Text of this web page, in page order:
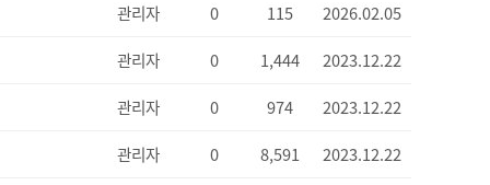
관리자
0 115
2026.02.05
관리자
0 1,444
2023.12.22
관리자
0 974
2023.12.22
관리자
0 8,591
2023.12.22